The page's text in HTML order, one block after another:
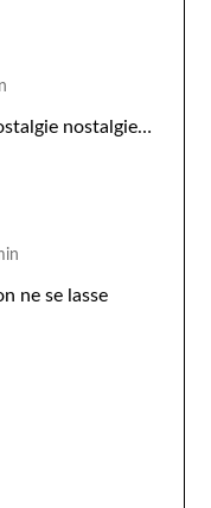
nostalgie…
ne se lasse